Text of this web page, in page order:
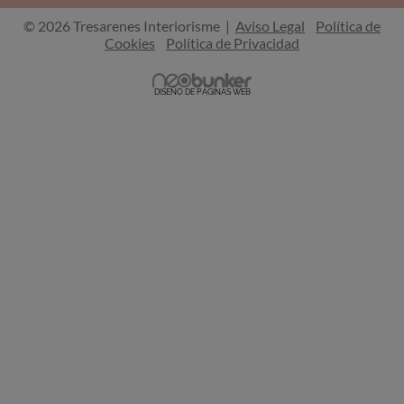
b
o
o
k
f
a
g
r
a
© 2026 Tresarenes Interiorisme | Aviso Legal
Política de
Cookies
Política de Privacidad
DISEÑO DE PÁGINAS WEB